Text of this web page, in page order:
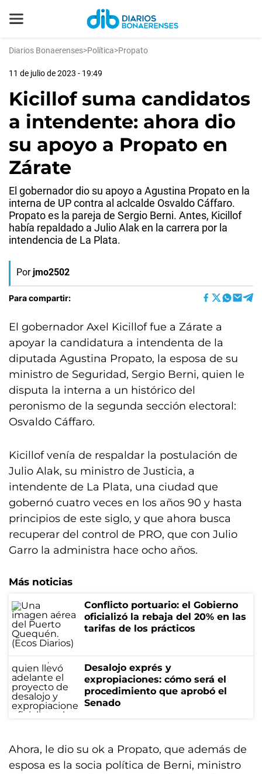
Diarios Bonaerenses>Política>Propato
11 de julio de 2023 - 19:49
Kicillof suma candidatos
a intendente: ahora dio
su apoyo a Propato en
Zárate
El gobernador dio su apoyo a Agustina Propato en la
interna de UP contra al aclcalde Osvaldo Cáffaro.
Propato es la pareja de Sergio Berni. Antes, Kicillof
había repaldado a Julio Alak en la carrera por la
intendencia de La Plata.
Por jmo2502
Para compartir:
El gobernador Axel Kicillof fue a Zárate a
apoyar la candidatura a intendenta de la
diputada Agustina Propato, la esposa de su
ministro de Seguridad, Sergio Berni, quien le
disputa la interna a un histórico del
peronismo de la segunda sección electoral:
Osvaldo Cáffaro.
Kicillof venía de respaldar la postulación de
Julio Alak, su ministro de Justicia, a
intendente de La Plata, una ciudad que
gobernó cuatro veces en los años 90 y hasta
principios de este siglo, y que ahora busca
recuperar del control de PRO, que con Julio
Garro la administra hace ocho años.
Más noticias
Conflicto portuario: el Gobierno
oficializó la rebaja del 20% en las
tarifas de los prácticos
Desalojo exprés y
expropiaciones: cómo será el
procedimiento que aprobó el
Senado
Ahora, le dio su ok a Propato, que además de
esposa es la socia política de Berni, ministro